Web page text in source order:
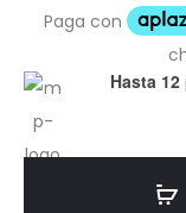
Hasta